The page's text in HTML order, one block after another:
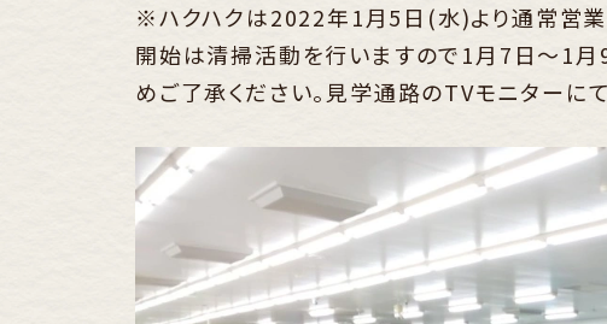
※ハクハクは2022年1月5日(水)より通常営業
開始は清掃活動を行いますので1月7日～1
めご了承ください。見学通路のTVモニターに